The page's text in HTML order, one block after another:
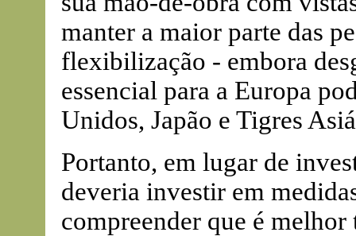
manter a maior parte das
flexibilização - embora
essencial para a Europa
Unidos, Japão e Tigres
Portanto, em lugar de
deveria investir em
compreender que é